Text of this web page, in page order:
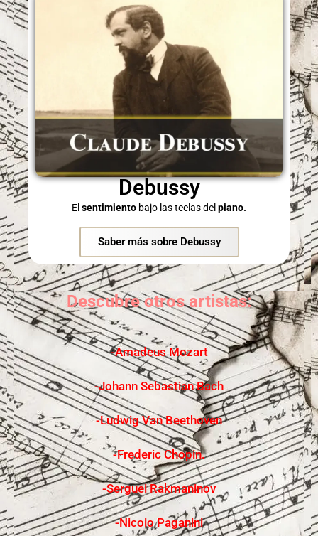
Debussy
El sentimiento bajo las teclas del piano.
Saber más sobre Debussy
Descubre otros artistas:
-Amadeus Mozart
-Johann Sebastian Bach
-Ludwig Van Beethoven
-Frederic Chopin.
-Serguei Rakmaninov
-Nicolo Paganini